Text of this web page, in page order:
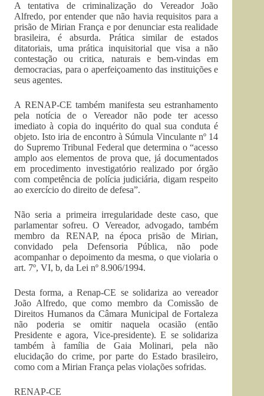
A tentativa de criminalização do Vereador João
Alfredo, por entender que não havia requisitos para a
prisão de Mirian França e por denunciar esta realidade
brasileira, é absurda. Prática similar de estados
ditatoriais, uma prática inquisitorial que visa a não
contestação ou critica, naturais e bem-vindas em
democracias, para o aperfeiçoamento das instituições e
seus agentes.
A RENAP-CE também manifesta seu estranhamento
pela notícia de o Vereador não pode ter acesso
imediato à copia do inquérito do qual sua conduta é
objeto. Isto iria de encontro à Súmula Vinculante nº 14
do Supremo Tribunal Federal que determina o “acesso
amplo aos elementos de prova que, já documentados
em procedimento investigatório realizado por órgão
com competência de polícia judiciária, digam respeito
ao exercício do direito de defesa”.
Não seria a primeira irregularidade deste caso, que
parlamentar sofreu. O Vereador, advogado, também
membro da RENAP, na época prisão de Mirian,
convidado pela Defensoria Pública, não pode
acompanhar o depoimento da mesma, o que violaria o
art. 7º, VI, b, da Lei nº 8.906/1994.
Desta forma, a Renap-CE se solidariza ao vereador
João Alfredo, que como membro da Comissão de
Direitos Humanos da Câmara Municipal de Fortaleza
não poderia se omitir naquela ocasião (então
Presidente e agora, Vice-presidente). E se solidariza
também à família de Gaia Molinari, pela não
elucidação do crime, por parte do Estado brasileiro,
como com a Mirian França pelas violações sofridas.
RENAP-CE